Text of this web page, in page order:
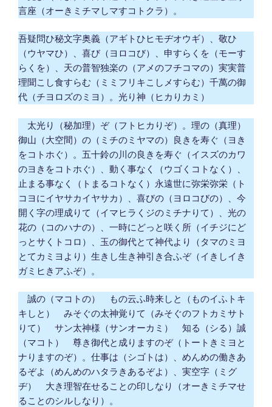
言座（オーきミチマしマすコトクラ）。
吾疑問ひ秘文字奥義（アギトひヒモヂオウギ）、敬ひ
（ウヤマひ）、喜び（ヨロコび）、申すらくを（モーす
らくを）、天の普智独楽の（アメのフチコマの）実実普
理聞こし食すらむ（ミミフリキこしメすらむ）千萬の御
代（チヨロズのミヨ）。光り神（ヒカりカミ）
太光り（秘加理）ぞ（フトヒカりぞ）。理の（真理）
御山（大空間）の（ミチのミヤマの）良きを寿ぐ（ヨき
をコトホぐ）。五十鈴の川の良きを寿ぐ（イスズのカワ
のヨきをコトホぐ）、動く事なく（ウゴくコトなく）、
止まる事なく（トまるコトなく）永遠世に弥栄弥栄（ト
コヨにイヤサカイヤサカ）、喜びの（ヨロコびの）、今
開く字の理成りて（イマヒラくジのミチナりて）、光の
花の（コのハナの）、一時にどっと咲く所（イチジにど
っとサくトコロ）、玉の御代とて神代より（タマのミヨ
とてカミヨより）生きし生き神引き合ふぞ（イきしイき
ガミヒきアふぞ）。
誠の（マコトの） もの云ふ時来しと（ものイふトキ
キしと） みそぐの太神覚りて（みそぐのフトカミサト
りて） サン太神様（サンオーカミ） 知る（シる）誠
（マコト） 尊き御代と成りますのぞ（トートきミヨと
ナりますのぞ）。仕事は（シゴトは）、めんめの働きあ
るぞよ（めんめのハタラきあるぞよ）、実空字（ミグ
ヂ） 大き理智在せることの印しなり（オーきミチマせ
ることのシルしなり）。